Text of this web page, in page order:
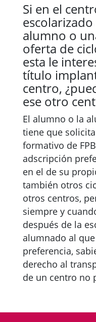
Si en el
alumno o
oferta de
esta le
título
centro,
ese otro
El alumno o la
tiene que
formativo de
adscripción
en el de su
también otros
otros centros,
siempre y
después de la
alumnado al
preferencia,
derecho al
de un centro no